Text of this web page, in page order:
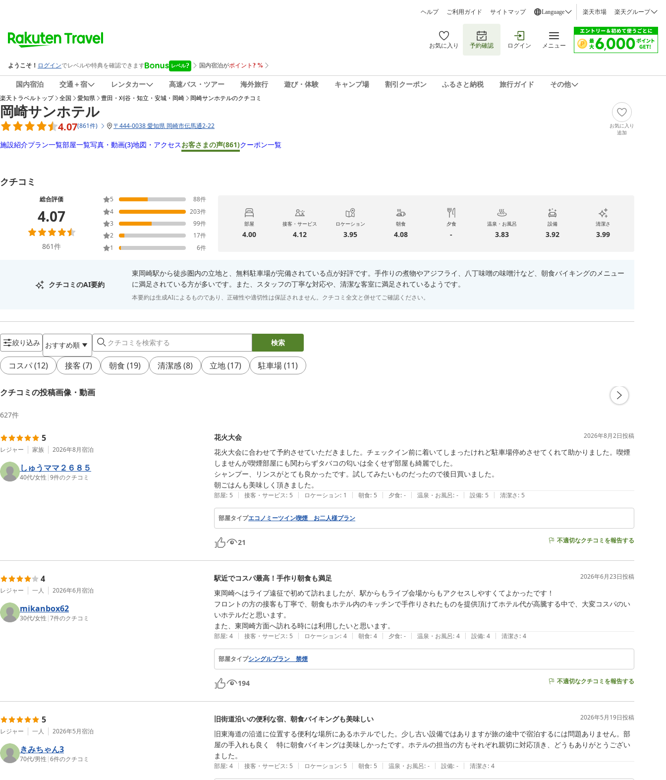
ヘルプ ご利用ガイド サイトマップ Language 楽天市場 楽天グループ
お気に入り 予約確認 ログイン メニュー
国内宿泊 交通＋宿 レンタカー 高速バス・ツアー 海外旅行 遊び・体験 キャンプ場 割引クーポン ふるさと納税 旅行ガイド その他
楽天トラベルトップ 全国 愛知県 豊田・刈谷・知立・安城・岡崎 岡崎サンホテルのクチコミ
岡崎サンホテル
4.07(861件) 〒444-0038 愛知県 岡崎市伝馬通2-22
お気に入り
追加
施設紹介プラン一覧部屋一覧写真・動画(3)地図・アクセスお客さまの声(861)クーポン一覧
クチコミ
総合評価
4.07
861件
5 88件
4
203件
3
99件
2
17件
1
6件
部屋
4.00
接客・サービス
4.12
ロケーション
3.95
朝食
4.08
夕食
-
温泉・お風呂
3.83
設備
3.92
清潔さ
3.99
クチコミのAI要約
東岡崎駅から徒歩圏内の立地と、無料駐車場が完備されている点が好評です。手作りの煮物やアジフライ、八丁味噌の味噌汁など、朝食バイキングのメニュー
に満足されている方が多いです。また、スタッフの丁寧な対応や、清潔な客室に満足されているようです。
本要約は生成AIによるものであり、正確性や適切性は保証されません。クチコミ全文と併せてご確認ください。
絞り込み おすすめ順 検索
コスパ(12) 接客 (7) 朝食 (19) 清潔感(8) 立地(17) 駐車場(11)
クチコミの投稿画像・動画
627件
5
レジャー 家族 2026年8月宿泊
しゅうママ２６８５
40代/女性 |9件のクチコミ
花火大会 2026年8月2日投稿
花火大会に合わせて予約させていただきました。チェックイン前に着いてしまったけれど駐車場停めさせてくれて助かりました。喫煙
しませんが喫煙部屋にも関わらずタバコの匂いは全くせず部屋も綺麗でした。
シャンプー、リンスがとても良かったです。試してみたいものだったので後日買いました。
朝ごはんも美味しく頂きました。
部屋: 5 | 接客・サービス: 5 | ロケーション: 1 | 朝食: 5 | 夕食: - | 温泉・お風呂: - | 設備: 5 | 清潔さ: 5
部屋タイプエコノミーツイン喫煙 お二人様プラン
21 不適切なクチコミを報告する
4
レジャー 一人 2026年6月宿泊
mikanbox62
30代/女性 |7件のクチコミ
駅近でコスパ最高！手作り朝食も満足 2026年6月23日投稿
東岡崎へはライブ遠征で初めて訪れましたが、駅からもライブ会場からもアクセスしやすくてよかったです！
フロントの方の接客も丁寧で、朝食もホテル内のキッチンで手作りされたものを提供頂けてホテル代が高騰する中で、大変コスパのい
いホテルだと思います。
また、東岡崎方面へ訪れる時には利用したいと思います。
部屋: 4 | 接客・サービス: 5 | ロケーション: 4 | 朝食: 4 | 夕食: - | 温泉・お風呂: 4 | 設備: 4 | 清潔さ: 4
部屋タイプシングルプラン 禁煙
194 不適切なクチコミを報告する
5
レジャー 一人 2026年5月宿泊
きみちゃん3
70代/男性 |6件のクチコミ
旧街道沿いの便利な宿、朝食バイキングも美味しい 2026年5月19日投稿
旧東海道の沿道に位置する便利な場所にあるホテルでした。少し古い設備ではありますが旅の途中で宿泊するには問題ありません。部
屋の手入れも良く　特に朝食バイキングは美味しかったです。ホテルの担当の方もそれぞれ親切に対応頂き、どうもありがとうござい
ました。
部屋: 4 | 接客・サービス: 5 | ロケーション: 5 | 朝食: 5 | 温泉・お風呂: - | 設備: - | 清潔さ: 4